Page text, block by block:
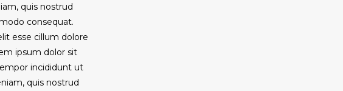
quis nostrud
consequat.
esse cillum dolore
ipsum dolor sit
incididunt ut
quis nostrud